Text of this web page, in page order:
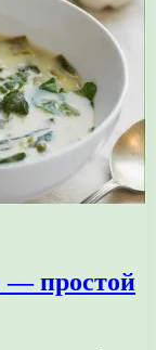
— простой